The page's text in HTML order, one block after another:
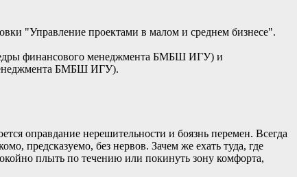
"Управление проектами в малом и среднем бизнесе".
финансового менеджмента БМБШ ИГУ) и
БМБШ ИГУ).
оправдание нерешительности и боязнь перемен. Всегда
предсказуемо, без нервов. Зачем же ехать туда, где
плыть по течению или покинуть зону комфорта,